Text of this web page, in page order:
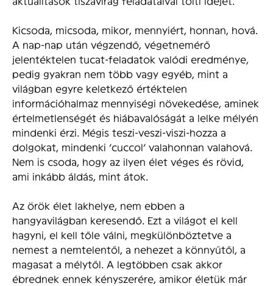
Kicsoda, micsoda, mikor, mennyiért, honnan, hová.
A nap-nap után végzendő, végetnemérő
jelentéktelen tucat-feladatok valódi eredménye,
pedig gyakran nem több vagy egyéb, mint a
világban egyre keletkező értéktelen
információhalmaz mennyiségi növekedése, aminek
értelmetlenségét és hiábavalóságát a lelke mélyén
mindenki érzi. Mégis teszi-veszi-viszi-hozza a
dolgokat, mindenki ’cuccol’ valahonnan valahová.
Nem is csoda, hogy az ilyen élet véges és rövid,
ami inkább áldás, mint átok.
Az örök élet lakhelye, nem ebben a
hangyavilágban keresendő. Ezt a világot el kell
hagyni, el kell tőle válni, megkülönböztetve a
nemest a nemtelentől, a nehezet a könnyűtől, a
magasat a mélytől. A legtöbben csak akkor
ébrednek ennek kényszerére, amikor életük már